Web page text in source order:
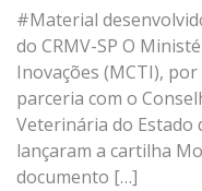
#Material
do CRMV-SP O
Inovações (MCTI),
parceria com o
Veterinária do Estado
lançaram a cartilha
documento […]